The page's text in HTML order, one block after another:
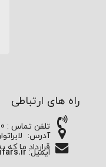
راه های ارتباطی
تلفن تماس : 09177014600
آدرس:
قرارداد ما
ایمیل: